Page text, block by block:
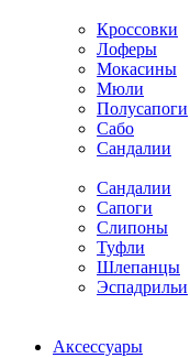
Кроссовки
Лоферы
Мокасины
Мюли
Полусапоги
Сабо
Сандалии
Сандалии
Сапоги
Слипоны
Туфли
Шлепанцы
Эспадрильи
Аксессуары